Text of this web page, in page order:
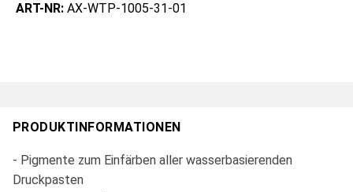
ART-NR: AX-WTP-1005-31-01
PRODUKTINFORMATIONEN
- Pigmente zum Einfärben aller wasserbasierenden
Druckpasten